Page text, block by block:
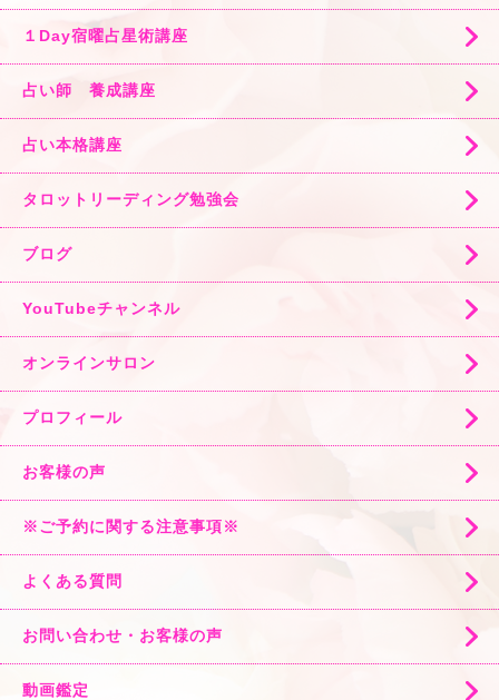
１Day宿曜占星術講座
占い師 養成講座
占い本格講座
タロットリーディング勉強会
ブログ
YouTubeチャンネル
オンラインサロン
プロフィール
お客様の声
※ご予約に関する注意事項※
よくある質問
お問い合わせ・お客様の声
動画鑑定